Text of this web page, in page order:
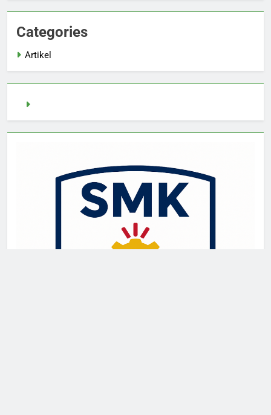
Categories
Artikel